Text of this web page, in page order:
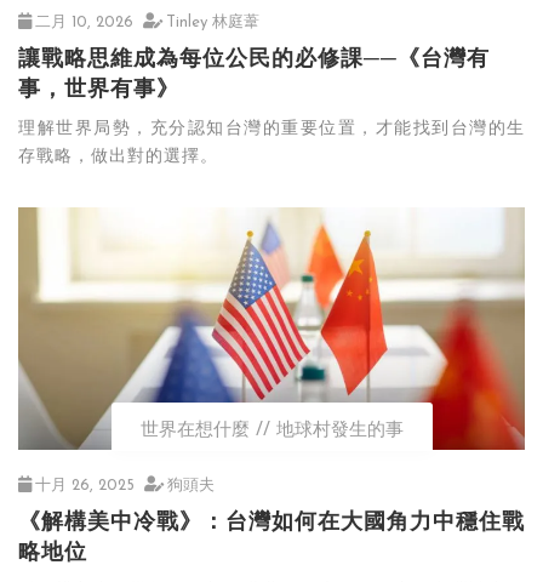
二月 10, 2026 Tinley 林庭葦
讓戰略思維成為每位公民的必修課──《台灣有
事，世界有事》
理解世界局勢，充分認知台灣的重要位置，才能找到台灣的生
存戰略，做出對的選擇。
世界在想什麼 地球村發生的事
十月 26, 2025 狗頭夫
《解構美中冷戰》：台灣如何在大國角力中穩住戰
略地位